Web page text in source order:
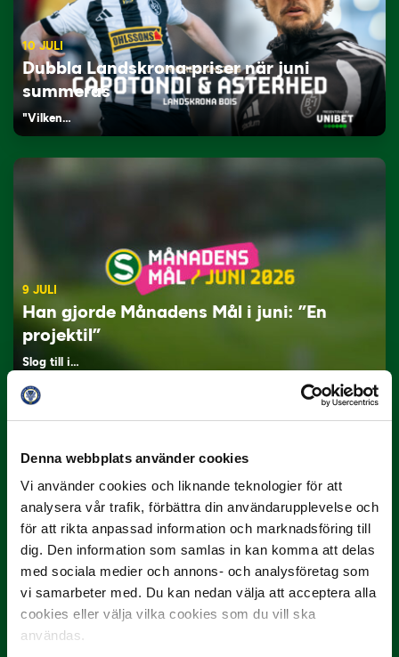
Denna webbplats använder cookies
Vi använder cookies och liknande teknologier för att
analysera vår trafik, förbättra din användarupplevelse och
för att rikta anpassad information och marknadsföring till
dig. Den information som samlas in kan komma att delas
med sociala medier och annons- och analysföretag som
vi samarbeter med. Du kan nedan välja att acceptera alla
cookies eller välja vilka cookies som du vill ska
användas.
10 JULI
Dubbla Landskrona-priser när juni
summeras
"Vilken…
9 JULI
Han gjorde Månadens Mål i juni: ”En
projektil”
Slog till i…
3 JULI
Rösta på Månadens Spelare i juni
Yttrar gör…